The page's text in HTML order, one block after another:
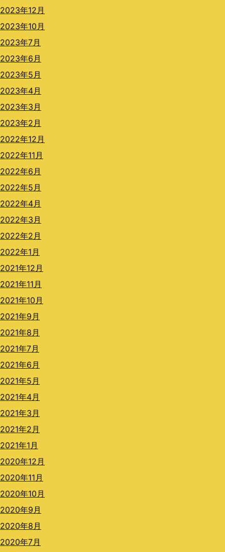
2023年12月
2023年10月
2023年7月
2023年6月
2023年5月
2023年4月
2023年3月
2023年2月
2022年12月
2022年11月
2022年6月
2022年5月
2022年4月
2022年3月
2022年2月
2022年1月
2021年12月
2021年11月
2021年10月
2021年9月
2021年8月
2021年7月
2021年6月
2021年5月
2021年4月
2021年3月
2021年2月
2021年1月
2020年12月
2020年11月
2020年10月
2020年9月
2020年8月
2020年7月